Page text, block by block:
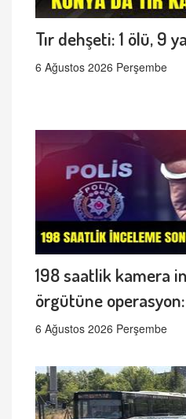
Tır dehşeti: 1 ölü, 9
6 Ağustos 2026 Perşembe
198 saatlik kamera
örgütüne operasyon:
6 Ağustos 2026 Perşembe